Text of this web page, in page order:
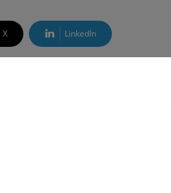
X LinkedIn
योजना महतारी सदन के तहत आज 23
वित्तीय वर्ष 2024-25 में स्वीकृत 208
जिले के खड़गवां ब्लॉक अंतर्गत ग्राम पंचायत
ने ग्राम पंचायत बरदर और रतनपुर में आयोजित